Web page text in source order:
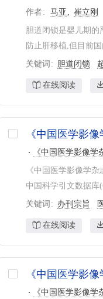
作者 马亚 崔立刚
胆道闭锁是婴儿期的
防止肝移植,但目前
关键词 胆道闭锁
在线阅读
《中国医学影
《中国医学影像学
《中国医学影像学
中国科学引文数据库
关键词 办刊宗旨
在线阅读
《中国医学影
《中国医学影像学